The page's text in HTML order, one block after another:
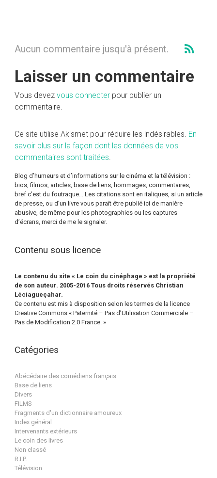
Aucun commentaire jusqu'à présent.
Laisser un commentaire
Vous devez vous connecter pour publier un
commentaire.
Ce site utilise Akismet pour réduire les indésirables. En
savoir plus sur la façon dont les données de vos
commentaires sont traitées.
Blog d’humeurs et d’informations sur le cinéma et la télévision :
bios, filmos, articles, base de liens, hommages, commentaires,
bref c’est du foutraque… Les citations sont en italiques, si un article
de presse, ou d’un livre vous paraît être publié ici de manière
abusive, de même pour les photographies ou les captures
d’écrans, merci de me le signaler.
Contenu sous licence
Le contenu du site « Le coin du cinéphage » est la propriété
de son auteur. 2005-2016 Tous droits réservés Christian
Léciagueçahar.
Ce contenu est mis à disposition selon les termes de la licence
Creative Commons « Paternité – Pas d’Utilisation Commerciale –
Pas de Modification 2.0 France. »
Catégories
Abécédaire des comédiens français
Base de liens
Divers
FILMS
Fragments d'un dictionnaire amoureux
Index général
Intervenants extérieurs
Le coin des livres
Non classé
R.I.P.
Télévision